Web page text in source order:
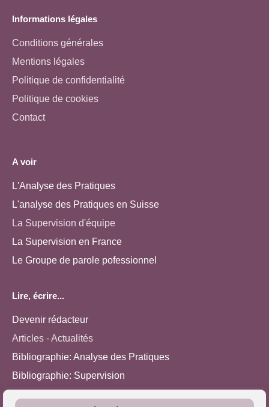
Informations légales
Conditions générales
Mentions légales
Politique de confidentialité
Politique de cookies
Contact
A voir
L'Analyse des Pratiques
L'analyse des Pratiques en Suisse
La Supervision d'équipe
La Supervision en France
Le Groupe de parole pofessionnel
Lire, écrire...
Devenir rédacteur
Articles - Actualités
Bibliographie: Analyse des Pratiques
Bibliographie: Supervision